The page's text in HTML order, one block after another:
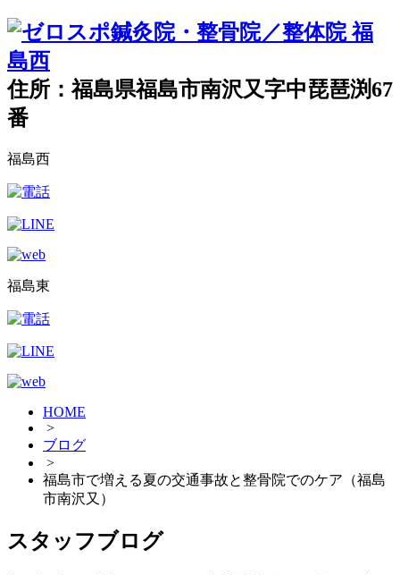
住所：福島県福島市南沢又字中琵琶渕67
番
福島西
福島東
HOME
>
ブログ
>
福島市で増える夏の交通事故と整骨院でのケア（福島
市南沢又）
スタッフブログ